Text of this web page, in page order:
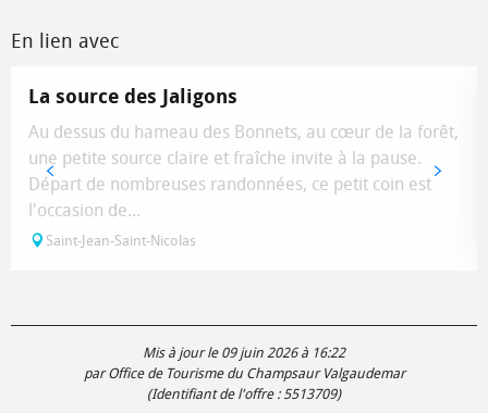
En lien avec
La source des Jaligons
Au dessus du hameau des Bonnets, au cœur de la forêt,
une petite source claire et fraîche invite à la pause.
Départ de nombreuses randonnées, ce petit coin est
l'occasion de...
Saint-Jean-Saint-Nicolas
Mis à jour le 09 juin 2026 à 16:22
par Office de Tourisme du Champsaur Valgaudemar
(Identifiant de l'offre : 5513709)